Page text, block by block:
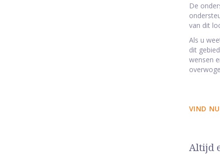
De
van dit
Als u
dit
wensen
VIND
Altijd